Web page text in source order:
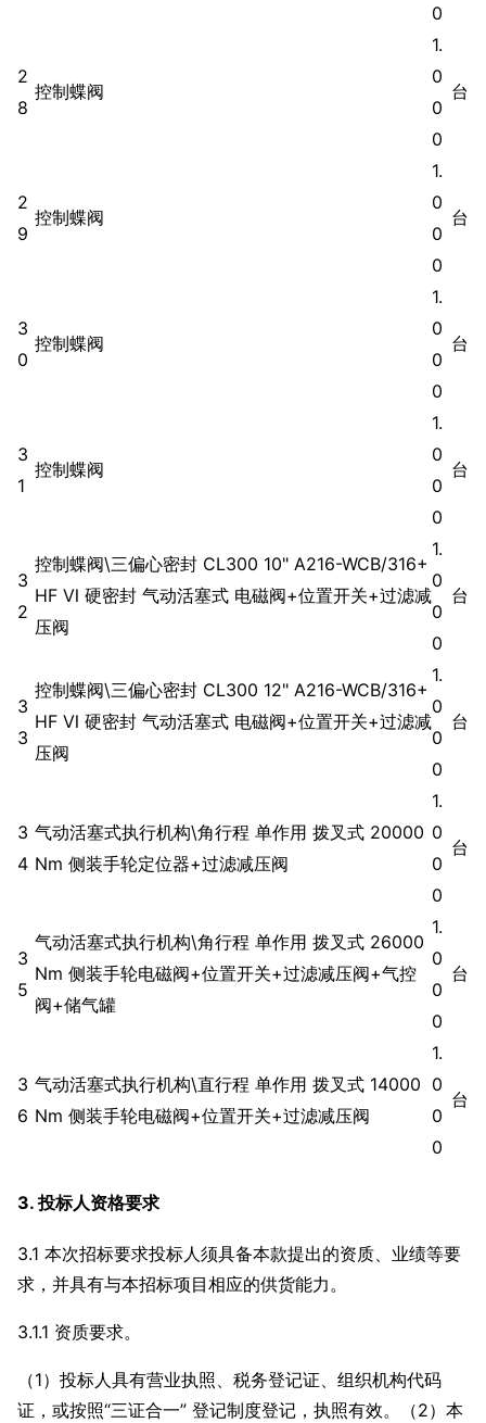
0
2
8
控制蝶阀
1.
0
0
0
台
2
9
控制蝶阀
1.
0
0
0
台
3
0
控制蝶阀
1.
0
0
0
台
3
1
控制蝶阀
1.
0
0
0
台
3
2
控制蝶阀\三偏心密封 CL300 10" A216-WCB/316+
HF Ⅵ 硬密封 气动活塞式 电磁阀+位置开关+过滤减
压阀
1.
0
0
0
台
3
3
控制蝶阀\三偏心密封 CL300 12" A216-WCB/316+
HF Ⅵ 硬密封 气动活塞式 电磁阀+位置开关+过滤减
压阀
1.
0
0
0
台
3
4
气动活塞式执行机构\角行程 单作用 拨叉式 20000
Nm 侧装手轮定位器+过滤减压阀
1.
0
0
0
台
3
5
气动活塞式执行机构\角行程 单作用 拨叉式 26000
Nm 侧装手轮电磁阀+位置开关+过滤减压阀+气控
阀+储气罐
1.
0
0
0
台
3
6
气动活塞式执行机构\直行程 单作用 拨叉式 14000
Nm 侧装手轮电磁阀+位置开关+过滤减压阀
1.
0
0
0
台
3. 投标人资格要求
3.1 本次招标要求投标人须具备本款提出的资质、业绩等要
求，并具有与本招标项目相应的供货能力。
3.1.1 资质要求。
（1）投标人具有营业执照、税务登记证、组织机构代码
证，或按照“三证合一” 登记制度登记，执照有效。（2）本